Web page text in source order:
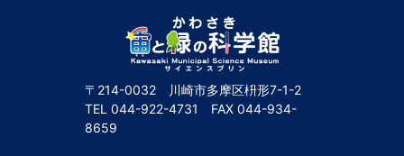
〒214-0032 川崎市多摩区枡形7-1-2
TEL 044-922-4731 FAX 044-934-
8659